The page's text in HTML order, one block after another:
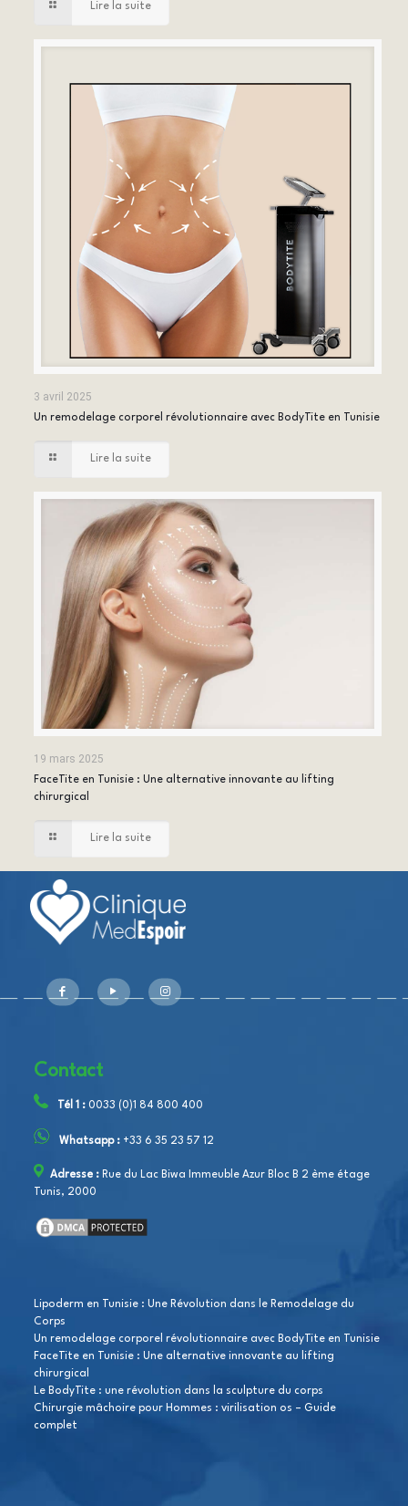
Lire la suite
3 avril 2025
Un remodelage corporel révolutionnaire avec BodyTite en Tunisie
Lire la suite
19 mars 2025
FaceTite en Tunisie : Une alternative innovante au lifting
chirurgical
Lire la suite
Contact
Tél 1 : 0033 (0)1 84 800 400
Whatsapp : +33 6 35 23 57 12
Adresse : Rue du Lac Biwa Immeuble Azur Bloc B 2 ème étage
Tunis, 2000
Lipoderm en Tunisie : Une Révolution dans le Remodelage du
Corps
Un remodelage corporel révolutionnaire avec BodyTite en Tunisie
FaceTite en Tunisie : Une alternative innovante au lifting
chirurgical
Le BodyTite : une révolution dans la sculpture du corps
Chirurgie mâchoire pour Hommes : virilisation os – Guide
complet